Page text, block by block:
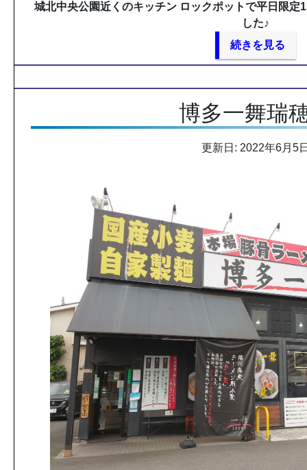
城北中央公園近くのキッチン ロックポットで平日限定
した♪
続きを見る
博多一舞瑞
更新日: 2022年6月5